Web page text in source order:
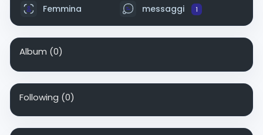
Femmina messaggi 1
Album (0)
Following (0)